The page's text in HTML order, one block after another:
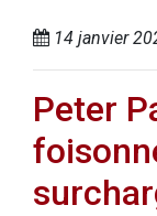
14 janvier
Peter